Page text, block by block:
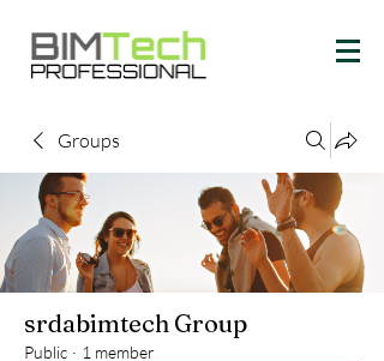
Groups
srdabimtech Group
Public · 1 member